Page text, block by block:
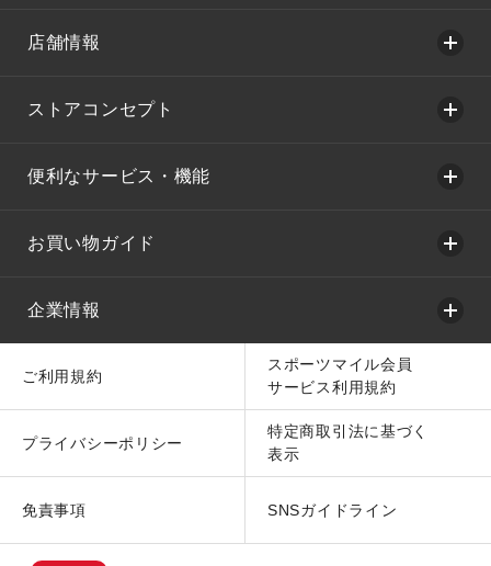
店舗情報
ストアコンセプト
便利なサービス・機能
お買い物ガイド
企業情報
ご利用規約
スポーツマイル会員
サービス利用規約
プライバシーポリシー
特定商取引法に基づく
表示
免責事項 SNSガイドライン